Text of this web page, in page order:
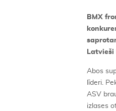
BMX
Abos
līderi.
ASV
izlases